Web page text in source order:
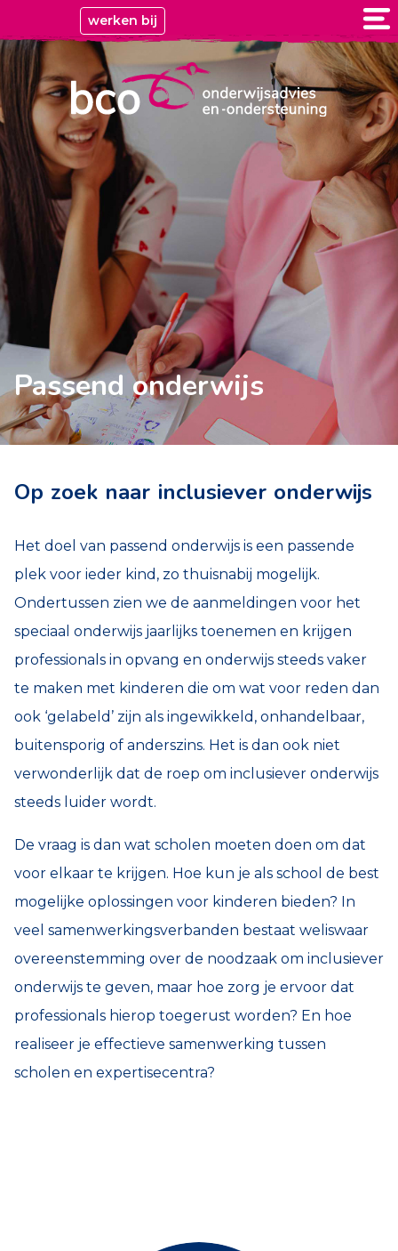
werken bij
Passend onderwijs
Op zoek naar inclusiever onderwijs
Het doel van passend onderwijs is een passende
plek voor ieder kind, zo thuisnabij mogelijk.
Ondertussen zien we de aanmeldingen voor het
speciaal onderwijs jaarlijks toenemen en krijgen
professionals in opvang en onderwijs steeds vaker
te maken met kinderen die om wat voor reden dan
ook ‘gelabeld’ zijn als ingewikkeld, onhandelbaar,
buitensporig of anderszins. Het is dan ook niet
verwonderlijk dat de roep om inclusiever onderwijs
steeds luider wordt.
De vraag is dan wat scholen moeten doen om dat
voor elkaar te krijgen. Hoe kun je als school de best
mogelijke oplossingen voor kinderen bieden? In
veel samenwerkingsverbanden bestaat weliswaar
overeenstemming over de noodzaak om inclusiever
onderwijs te geven, maar hoe zorg je ervoor dat
professionals hierop toegerust worden? En hoe
realiseer je effectieve samenwerking tussen
scholen en expertisecentra?